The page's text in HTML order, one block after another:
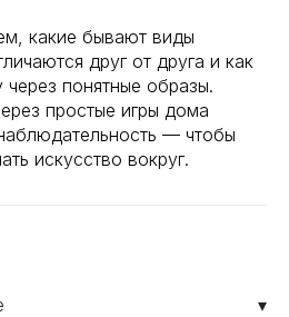
какие бывают виды
друг от друга и как
понятные образы.
простые игры дома
— чтобы
искусство вокруг.
▾